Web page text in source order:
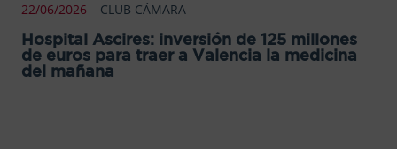
22/06/2026 CLUB CÁMARA
Hospital Ascires: inversión de 125 millones
de euros para traer a Valencia la medicina
del mañana